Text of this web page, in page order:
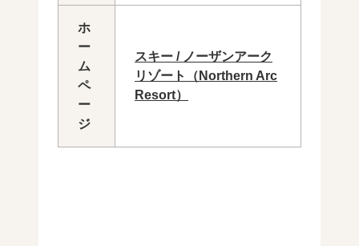
ホ
ー
ム
ペ
ー
ジ
スキー / ノーザンアーク
リゾート（Northern Arc
Resort）